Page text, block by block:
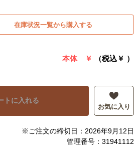
在庫状況一覧から購入する
本体 ￥ （税込￥ ）
トに入れる
お気に入り
※ご注文の締切日：2026年9月12日
管理番号：31941112